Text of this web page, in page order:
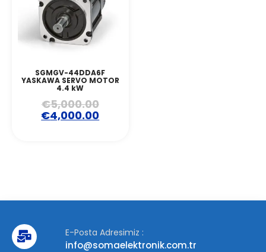
SGMGV-44DDA6F
YASKAWA SERVO MOTOR
4.4 kW
€5,000.00
€4,000.00
E-Posta Adresimiz :
info@somaelektronik.com.tr